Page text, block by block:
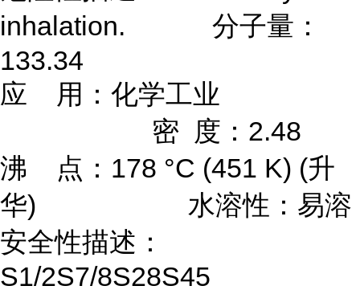
inhalation. 分子量：
133.34
应 用：化学工业
密 度：2.48
沸 点：178 °C (451 K) (升
华) 水溶性：易溶
安全性描述：
S1/2S7/8S28S45